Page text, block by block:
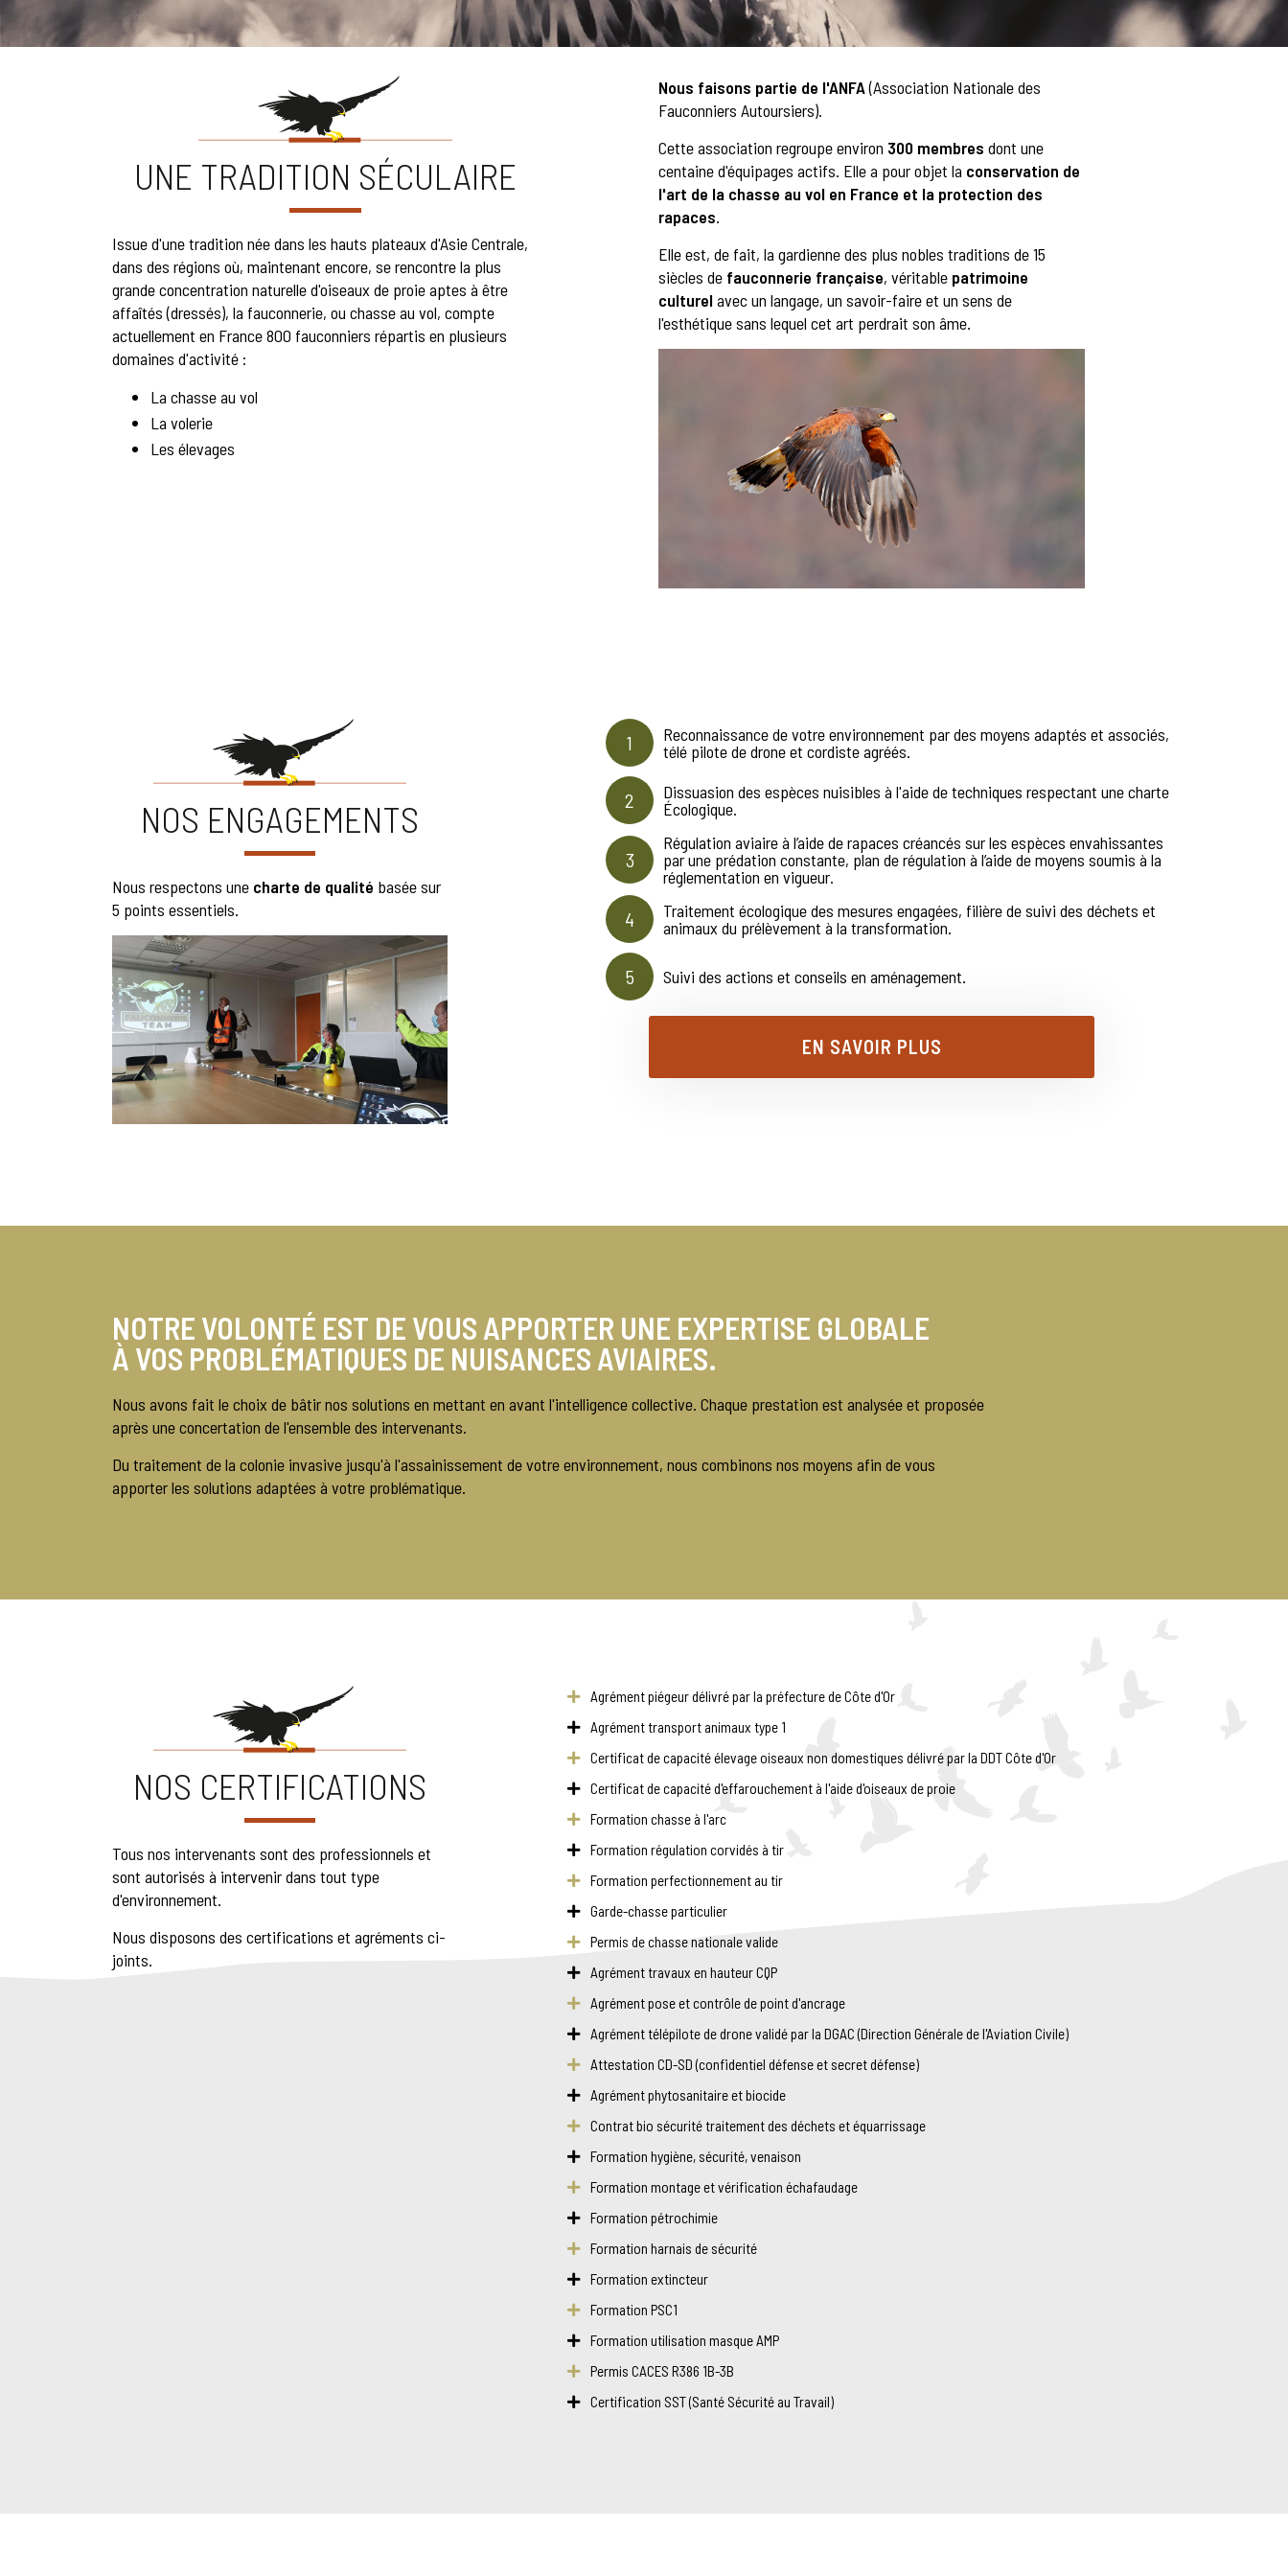
UNE TRADITION SÉCULAIRE
Issue d'une tradition née dans les hauts plateaux d'Asie Centrale,
dans des régions où, maintenant encore, se rencontre la plus
grande concentration naturelle d'oiseaux de proie aptes à être
affaîtés (dressés), la fauconnerie, ou chasse au vol, compte
actuellement en France 800 fauconniers répartis en plusieurs
domaines d'activité :
La chasse au vol
La volerie
Les élevages
Nous faisons partie de l'ANFA(Association Nationale des
Fauconniers Autoursiers).
Cette association regroupe environ 300 membres dont une
centaine d'équipages actifs. Elle a pour objet la conservation de
l'art de la chasse au vol en France et la protection des
rapaces.
Elle est, de fait, la gardienne des plus nobles traditions de 15
siècles de fauconnerie française, véritable patrimoine
culturelavec un langage, un savoir-faire et un sens de
l'esthétique sans lequel cet art perdrait son âme.
NOS ENGAGEMENTS
Nous respectons une charte de qualité basée sur
5 points essentiels.
1
Reconnaissance de votre environnement par des moyens adaptés et associés,
télé pilote de drone et cordiste agréés.
2
Dissuasion des espèces nuisibles à l'aide de techniques respectant une charte
Écologique.
3
Régulation aviaire à l’aide de rapaces créancés sur les espèces envahissantes
par une prédation constante, plan de régulation à l’aide de moyens soumis à la
réglementation en vigueur.
4
Traitement écologique des mesures engagées, filière de suivi des déchets et
animaux du prélèvement à la transformation.
5 Suivi des actions et conseils en aménagement.
EN SAVOIR PLUS
NOTRE VOLONTÉ EST DE VOUS APPORTER UNE EXPERTISE GLOBALE
À VOS PROBLÉMATIQUES DE NUISANCES AVIAIRES.
Nous avons fait le choix de bâtir nos solutions en mettant en avant l'intelligence collective. Chaque prestation est analysée et proposée
après une concertation de l'ensemble des intervenants.
Du traitement de la colonie invasive jusqu'à l'assainissement de votre environnement, nous combinons nos moyens afin de vous
apporter les solutions adaptées à votre problématique.
NOS CERTIFICATIONS
Tous nos intervenants sont des professionnels et
sont autorisés à intervenir dans tout type
d'environnement.
Nous disposons des certifications et agréments ci-
joints.
Agrément piégeur délivré par la préfecture de Côte d'Or
Agrément transport animaux type 1
Certificat de capacité élevage oiseaux non domestiques délivré par la DDT Côte d'Or
Certificat de capacité d'effarouchement à l'aide d'oiseaux de proie
Formation chasse à l'arc
Formation régulation corvidés à tir
Formation perfectionnement au tir
Garde-chasse particulier
Permis de chasse nationale valide
Agrément travaux en hauteur CQP
Agrément pose et contrôle de point d'ancrage
Agrément télépilote de drone validé par la DGAC (Direction Générale de l'Aviation Civile)
Attestation CD-SD (confidentiel défense et secret défense)
Agrément phytosanitaire et biocide
Contrat bio sécurité traitement des déchets et équarrissage
Formation hygiène, sécurité, venaison
Formation montage et vérification échafaudage
Formation pétrochimie
Formation harnais de sécurité
Formation extincteur
Formation PSC1
Formation utilisation masque AMP
Permis CACES R386 1B-3B
Certification SST (Santé Sécurité au Travail)